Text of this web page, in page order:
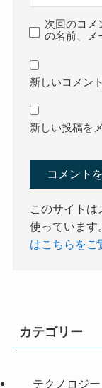
次回のコメ
の名前、メ
新しいコメン
新しい投稿を
このサイトは
使っています
はこちらをご
カテゴリー
テクノロジー